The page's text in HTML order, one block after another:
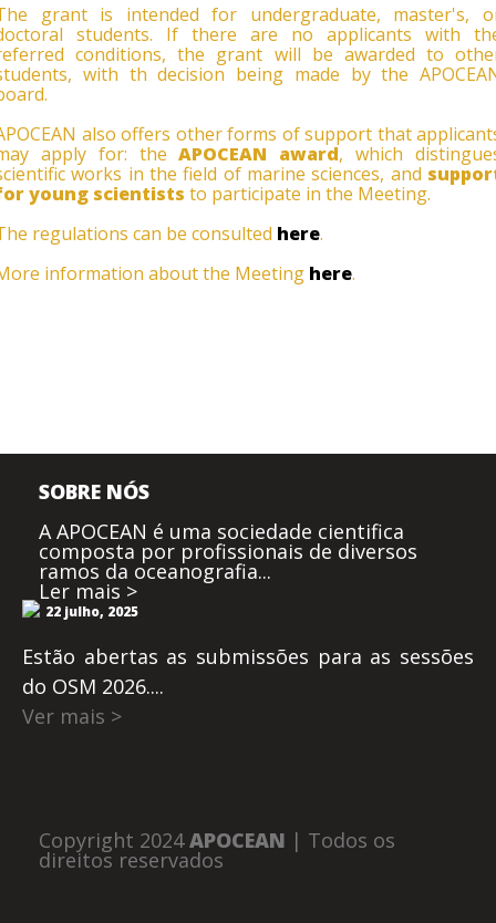
grant is intended for undergraduate, master's,
students. If there are no applicants with
conditions, the grant will be awarded to
with th decision being made by the
also offers other forms of support that
apply for: theAPOCEAN award, which
works in the field of marine sciences, and
young scientists to participate in the Meeting.
regulations can be consulted here.
information about the Meeting here.
SOBRE NÓS
A APOCEAN é uma sociedade cientifica
composta por profissionais de diversos
ramos da oceanografia...
Ler mais >
22 julho, 2025
Estão abertas as submissões para as sessões
do OSM 2026....
Ver mais >
Copyright 2024APOCEAN | Todos os
direitos reservados